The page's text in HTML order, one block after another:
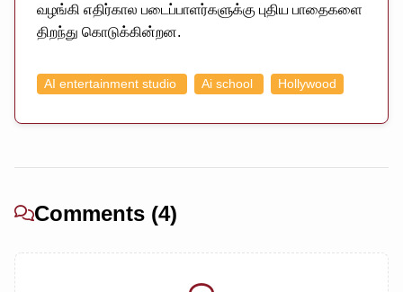
வழங்கி எதிர்கால படைப்பாளர்களுக்கு புதிய பாதைகளை
திறந்து கொடுக்கின்றன.
AI entertainment studio Ai school Hollywood
Comments (4)